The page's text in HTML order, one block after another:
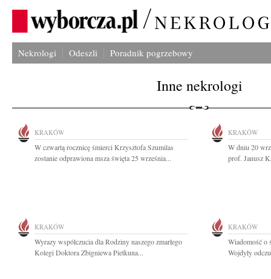
Nekrologi Odeszli Poradnik pogrzebowy
Inne nekrologi
KRAKÓW
W czwartą rocznicę śmierci Krzysztofa Szumilas
zostanie odprawiona msza święta 25 września...
KRAKÓW
W dniu 20
prof. Janusz
KRAKÓW
Wyrazy współczucia dla Rodziny naszego zmarłego
Kolegi Doktora Zbigniewa Pietkuna...
KRAKÓW
Wiadomość o
Wojdyły